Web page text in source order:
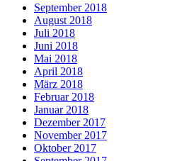
September 2018
August 2018
Juli 2018
Juni 2018
Mai 2018
April 2018
März 2018
Februar 2018
Januar 2018
Dezember 2017
November 2017
Oktober 2017